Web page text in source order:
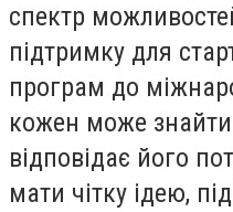
спектр
підтримку для
програм до
кожен може
відповідає його
мати чітку ідею,